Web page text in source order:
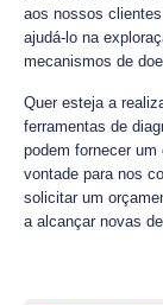
aos nossos
ajudá-lo na
mecanismos de
Quer esteja a
ferramentas de
podem fornecer
vontade para nos
solicitar um
a alcançar novas